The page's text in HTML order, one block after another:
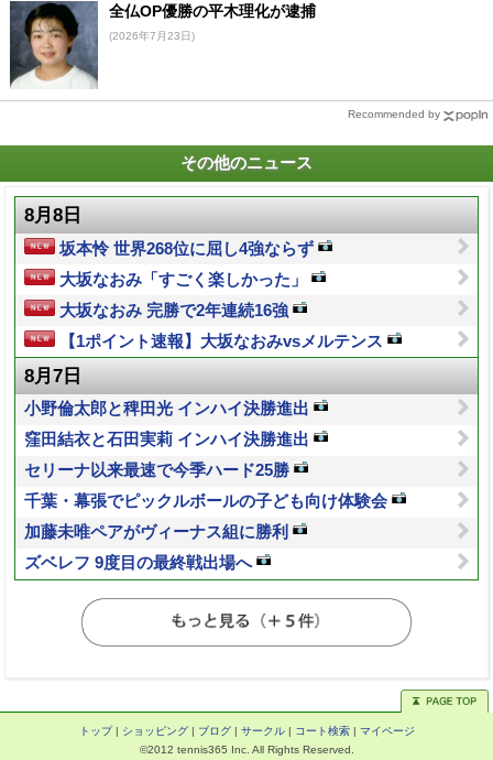
全仏OP優勝の平木理化が逮捕
(2026年7月23日)
Recommended by
その他のニュース
8月8日
坂本怜 世界268位に屈し4強ならず
大坂なおみ「すごく楽しかった」
大坂なおみ 完勝で2年連続16強
【1ポイント速報】大坂なおみvsメルテンス
8月7日
小野倫太郎と稗田光 インハイ決勝進出
窪田結衣と石田実莉 インハイ決勝進出
セリーナ以来最速で今季ハード25勝
千葉・幕張でピックルボールの子ども向け体験会
加藤未唯ペアがヴィーナス組に勝利
ズベレフ 9度目の最終戦出場へ
トップ| ショッピング| ブログ| サークル| コート検索| マイページ
©2012 tennis365 Inc. All Rights Reserved.